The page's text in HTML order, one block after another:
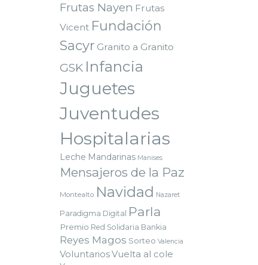
Frutas Nayen Frutas
Vicent Fundación
Sacyr Granito a Granito
GSK Infancia
Juguetes
Juventudes
Hospitalarias
Leche Mandarinas Manises
Mensajeros de la Paz
Montealto Navidad Nazaret
Paradigma Digital Parla
Premio Red Solidaria Bankia
Reyes Magos Sorteo Valencia
VoluntariosVuelta al cole